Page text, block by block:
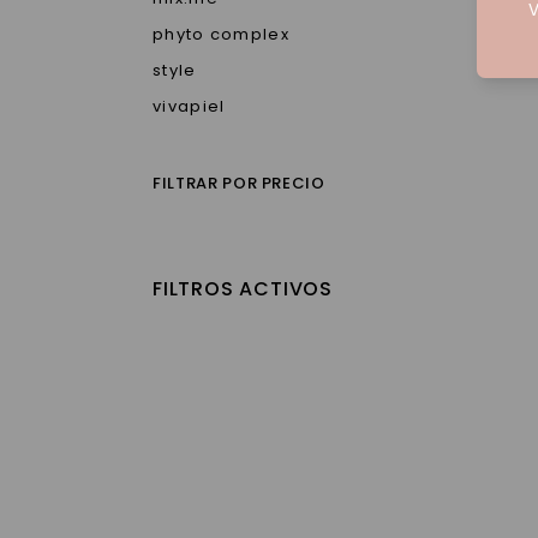
phyto complex
style
vivapiel
FILTRAR POR PRECIO
FILTROS ACTIVOS